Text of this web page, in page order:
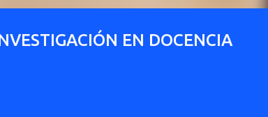
EN DOCENCIA